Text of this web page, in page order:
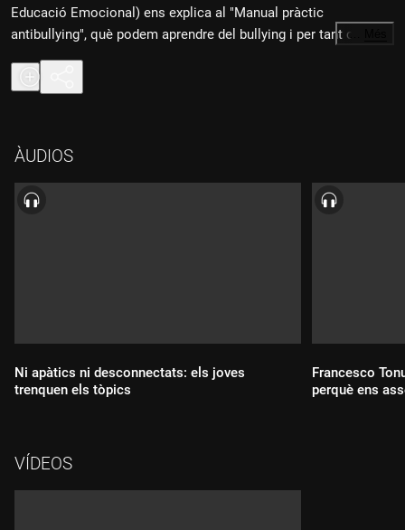
Educació Emocional) ens explica al "Manual pràctic
antibullying", què podem aprendre del bullying i per tant com
viure'l com una oportunitat d'aprenentatge.
…
ÀUDIOS
Ni apàtics ni desconnectats: els joves
trenquen els tòpics
Francesco
perquè ens
VÍDEOS